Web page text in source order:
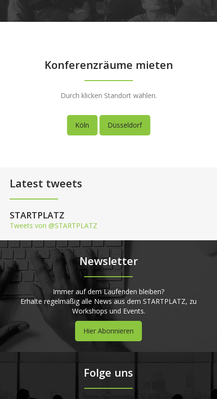
Konferenzräume mieten
Durch klicken Standort wählen.
Köln Düsseldorf
Latest tweets
STARTPLATZ
Tweets von @STARTPLATZ
Newsletter
Immer auf dem Laufenden bleiben?
Erhalte regelmäßig alle News aus dem STARTPLATZ, zu
Workshops und Events.
Hier Abonnieren
Folge uns